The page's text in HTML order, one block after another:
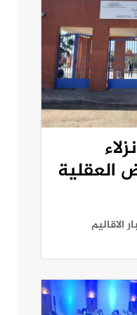
العقلية
الاقاليم